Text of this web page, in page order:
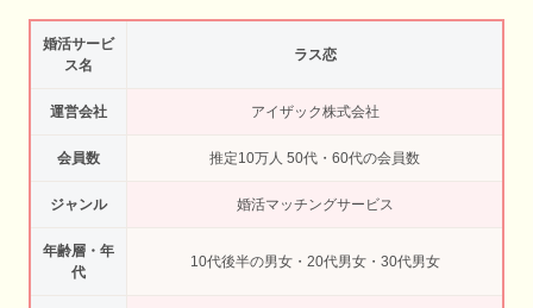
婚活サービ
ス名
ラス恋
運営会社 アイザック株式会社
会員数 推定10万人 50代・60代の会員数
ジャンル 婚活マッチングサービス
年齢層・年
代
10代後半の男女・20代男女・30代男女